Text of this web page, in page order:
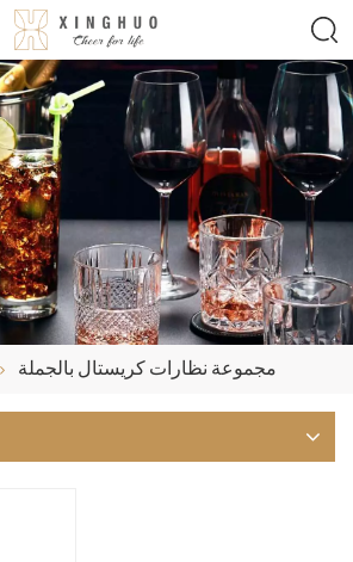
مجموعة نظارات كريستال بالجملة